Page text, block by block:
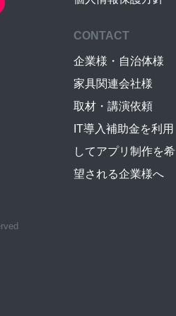
CONTACT
企業様・自治体様
家具関連会社様
取材・講演依頼
IT導入補助金を利用
してアプリ制作を希
望される企業様へ